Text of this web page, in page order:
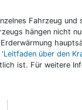
Fahrzeug
hängen nicht
'Leitfaden über den
ist. Für weitere